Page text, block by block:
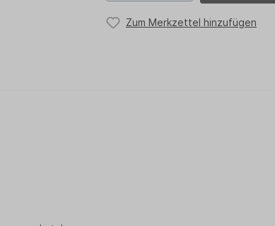
Zum Merkzettel hinzufügen